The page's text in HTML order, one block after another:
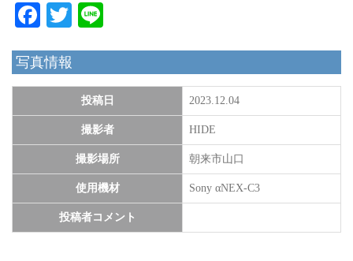
Facebook
Twitter
写真情報
投稿日 2023.12.04
撮影者 HIDE
撮影場所 朝来市山口
使用機材 Sony αNEX-C3
投稿者コメント